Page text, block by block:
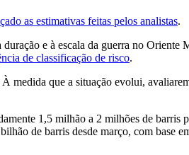
as estimativas feitas pelos analistas.
e à escala da guerra no Oriente
de classificação de risco.
medida que a situação evolui,
1,5 milhão a 2 milhões de
de barris desde março, com base